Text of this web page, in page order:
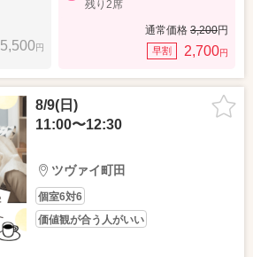
5,500円
残り2席
通常価格 3,200円
早割 2,700円
8/9(日)
11:00〜12:30
ツヴァイ町田
個室6対6
価値観が合う人がいい